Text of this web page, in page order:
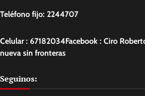
Teléfono fijo: 2244707
Celular : 67182034Facebook : Ciro
nueva sin fronteras
Seguinos: